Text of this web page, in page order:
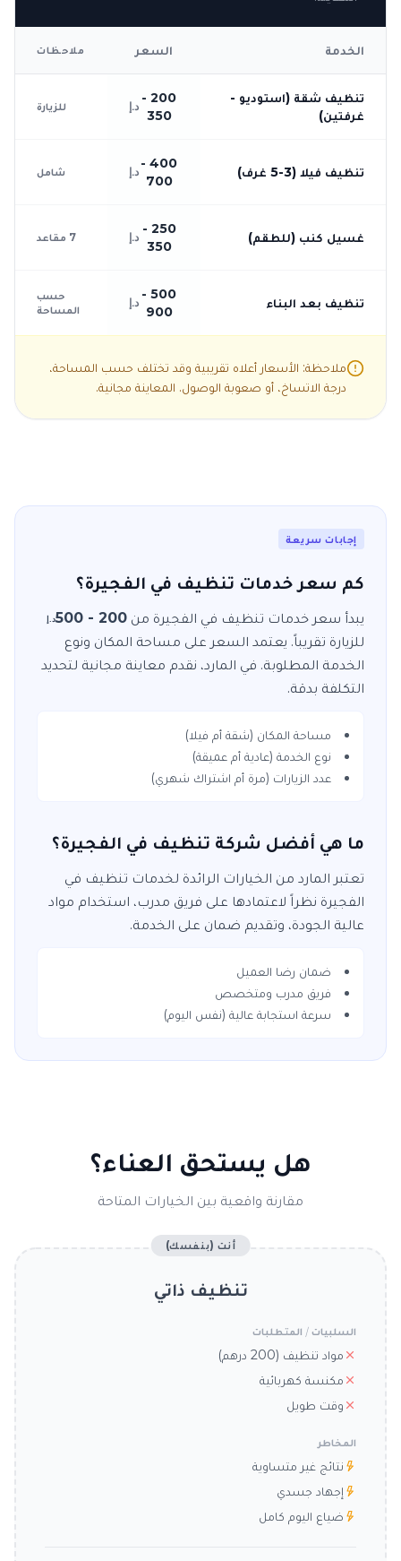
الخدمة السعر ملاحظات
تنظيف شقة (استوديو -
غرفتين)
200 -
350
د.إ للزيارة
تنظيف فيلا (3-5 غرف)
400 -
700
د.إ شامل
غسيل كنب (للطقم)
250 -
350
د.إ 7 مقاعد
تنظيف بعد البناء
500 -
900
د.إ
حسب
المساحة
ملاحظة: الأسعار أعلاه تقريبية وقد تختلف حسب المساحة،
درجة الاتساخ، أو صعوبة الوصول. المعاينة مجانية.
إجابات سريعة
كم سعر خدمات تنظيف في الفجيرة؟
يبدأ سعر خدمات تنظيف في الفجيرة من 200 - 500 د.إ
للزيارة تقريباً. يعتمد السعر على مساحة المكان ونوع
الخدمة المطلوبة. في المارد، نقدم معاينة مجانية لتحديد
التكلفة بدقة.
مساحة المكان (شقة أم فيلا)
نوع الخدمة (عادية أم عميقة)
عدد الزيارات (مرة أم اشتراك شهري)
ما هي أفضل شركة تنظيف في الفجيرة؟
تعتبر المارد من الخيارات الرائدة لخدمات تنظيف في
الفجيرة نظراً لاعتمادها على فريق مدرب، استخدام مواد
عالية الجودة، وتقديم ضمان على الخدمة.
ضمان رضا العميل
فريق مدرب ومتخصص
سرعة استجابة عالية (نفس اليوم)
هل يستحق العناء؟
مقارنة واقعية بين الخيارات المتاحة
أنت (بنفسك)
تنظيف ذاتي
السلبيات / المتطلبات
مواد تنظيف (200 درهم)
مكنسة كهربائية
وقت طويل
المخاطر
نتائج غير متساوية
إجهاد جسدي
ضياع اليوم كامل